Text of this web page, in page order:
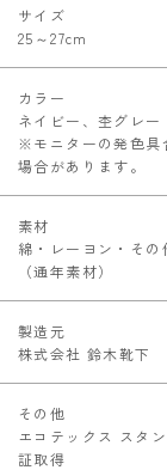
サイズ
25～27cm
カラー
ネイビー、杢グレー
※モニターの発色具
場合があります。
素材
綿・レーヨン・その
（通年素材）
製造元
株式会社 鈴木靴下
その他
エコテックス スタ
証取得